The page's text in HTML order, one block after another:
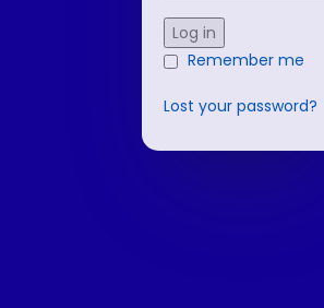
Log in
Remember me
Lost your password?